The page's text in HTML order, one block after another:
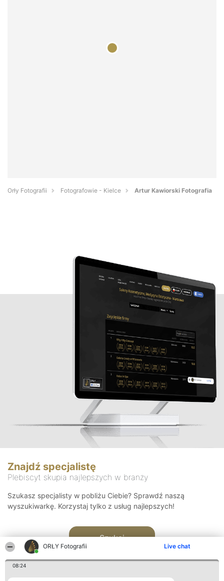
ORŁY Fotografii Live chat
08:24
Orły Fotografii Fotografowie - Kielce Artur Kawiorski Fotografia
Znajdź specjalistę
Plebiscyt skupia najlepszych w branży
Szukasz specjalisty w pobliżu Ciebie? Sprawdź naszą
wyszukiwarkę. Korzystaj tylko z usług najlepszych!
Szukaj